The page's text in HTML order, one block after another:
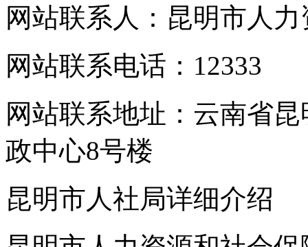
网站联系人：昆明市人
网站联系电话：12333
网站联系地址：云南省
政中心8号楼
昆明市人社局详细介绍